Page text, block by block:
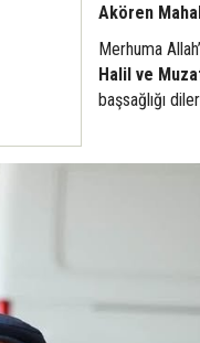
Akören
Merhuma
Halil ve
başsağlığı